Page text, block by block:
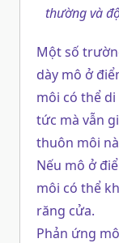
thường và
Một số
dày mô ở
môi có thể
tức mà vẫn
thuôn môi
Nếu mô ở
môi có thể
răng cửa.
Phản ứng